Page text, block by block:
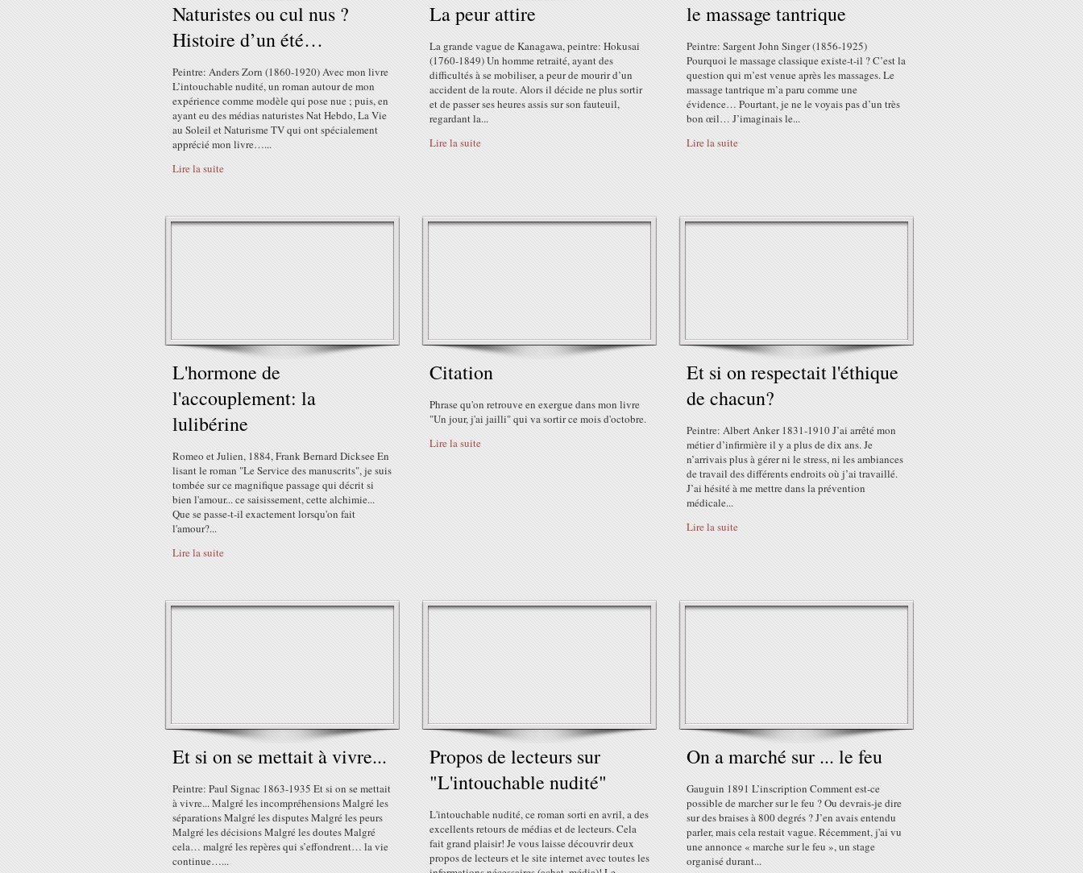
Naturistes ou cul nus ?
Histoire d’un été…
Peintre: Anders Zorn (1860-1920) Avec mon livre
L’intouchable nudité, un roman autour de mon
expérience comme modèle qui pose nue ; puis, en
ayant eu des médias naturistes Nat Hebdo, La Vie
au Soleil et Naturisme TV qui ont spécialement
apprécié mon livre…...
Lire la suite
La peur attire
La grande vague de Kanagawa, peintre: Hokusai
(1760-1849) Un homme retraité, ayant des
difficultés à se mobiliser, a peur de mourir d’un
accident de la route. Alors il décide ne plus sortir
et de passer ses heures assis sur son fauteuil,
regardant la...
Lire la suite
le massage tantrique
Peintre: Sargent John Singer (1856-1925)
Pourquoi le massage classique existe-t-il ? C’est la
question qui m’est venue après les massages. Le
massage tantrique m’a paru comme une
évidence… Pourtant, je ne le voyais pas d’un très
bon œil… J’imaginais le...
Lire la suite
L'hormone de
l'accouplement: la
lulibérine
Romeo et Julien, 1884, Frank Bernard Dicksee En
lisant le roman "Le Service des manuscrits", je suis
tombée sur ce magnifique passage qui décrit si
bien l'amour... ce saisissement, cette alchimie...
Que se passe-t-il exactement lorsqu'on fait
l'amour?...
Lire la suite
Citation
Phrase qu'on retrouve en exergue dans mon livre
"Un jour, j'ai jailli" qui va sortir ce mois d'octobre.
Lire la suite
Et si on respectait l'éthique
de chacun?
Peintre: Albert Anker 1831-1910 J’ai arrêté mon
métier d’infirmière il y a plus de dix ans. Je
n’arrivais plus à gérer ni le stress, ni les ambiances
de travail des différents endroits où j’ai travaillé.
J’ai hésité à me mettre dans la prévention
médicale...
Lire la suite
Et si on se mettait à vivre...
Peintre: Paul Signac 1863-1935 Et si on se mettait
à vivre... Malgré les incompréhensions Malgré les
séparations Malgré les disputes Malgré les peurs
Malgré les décisions Malgré les doutes Malgré
cela… malgré les repères qui s’effondrent… la vie
continue…...
Propos de lecteurs sur
"L'intouchable nudité"
L'intouchable nudité, ce roman sorti en avril, a des
excellents retours de médias et de lecteurs. Cela
fait grand plaisir! Je vous laisse découvrir deux
propos de lecteurs et le site internet avec toutes les
On a marché sur ... le feu
Gauguin 1891 L’inscription Comment est-ce
possible de marcher sur le feu ? Ou devrais-je dire
sur des braises à 800 degrés ? J’en avais entendu
parler, mais cela restait vague. Récemment, j'ai vu
une annonce « marche sur le feu », un stage
organisé durant...